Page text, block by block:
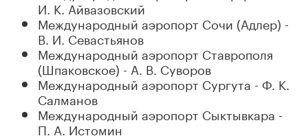
И. К. Айвазовский
Международный аэропорт Сочи (Адлер) -
В. И. Севастьянов
Международный аэропорт Ставрополя
(Шпаковское) - А. В. Суворов
Международный аэропорт Сургута - Ф. К.
Салманов
Международный аэропорт Сыктывкара -
П. А. Истомин